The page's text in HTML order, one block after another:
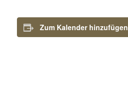
Zum Kalender hinzufügen